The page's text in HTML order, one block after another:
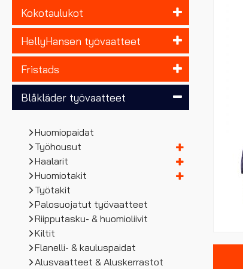
Kokotaulukot
HellyHansen työvaatteet
Fristads
Blåkläder työvaatteet
Huomiopaidat
Työhousut
Haalarit
Huomiotakit
Työtakit
Palosuojatut työvaatteet
Riipputasku- & huomioliivit
Kiltit
Flanelli- & kauluspaidat
Alusvaatteet & Aluskerrastot